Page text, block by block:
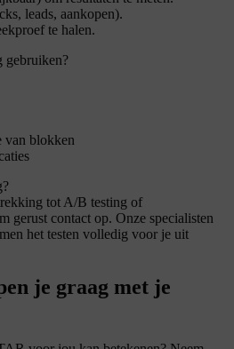
leads, aankopen).
te halen.
gebruiken?
van blokken
tot A/B testing of
gerust contact op. Onze specialisten
het testen volledig voor je uit
je graag met je